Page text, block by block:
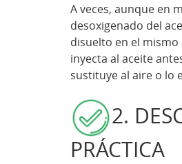
A veces, aunque en
desoxigenado del
disuelto en el
inyecta al aceite
sustituye al aire o lo
2.
PRÁCTICA